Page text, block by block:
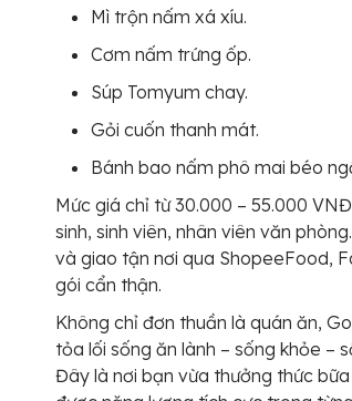
Mì trộn nấm xá xíu.
Cơm nấm trứng ốp.
Súp Tomyum chay.
Gỏi cuốn thanh mát.
Bánh bao nấm phô mai béo
Mức giá chỉ từ 30.000 – 55.000
sinh, sinh viên, nhân viên văn
và giao tận nơi qua ShopeeFood,
gói cẩn thận.
Không chỉ đơn thuần là quán ăn,
tỏa lối sống ăn lành – sống khỏe –
Đây là nơi bạn vừa thưởng thức